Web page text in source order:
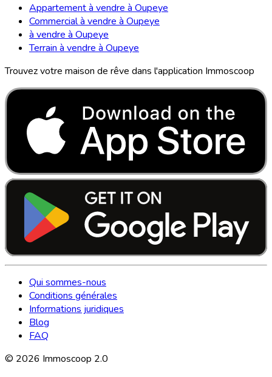
Appartement à vendre à Oupeye
Commercial à vendre à Oupeye
à vendre à Oupeye
Terrain à vendre à Oupeye
Trouvez votre maison de rêve dans l'application Immoscoop
Qui sommes-nous
Conditions générales
Informations juridiques
Blog
FAQ
© 2026 Immoscoop 2.0